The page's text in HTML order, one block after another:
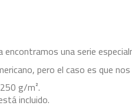
una serie
pero el caso es que
g/m².
incluido.